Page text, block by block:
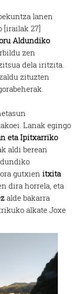
lanen
[irailak 27]
Aldundiko
zen
dela iritzita.
zituzten
Lanak egingo
eta Ipitxarriko
aldi berean
gutxienitxita
dira horrela, eta
alde bakarra
alkate Joxe